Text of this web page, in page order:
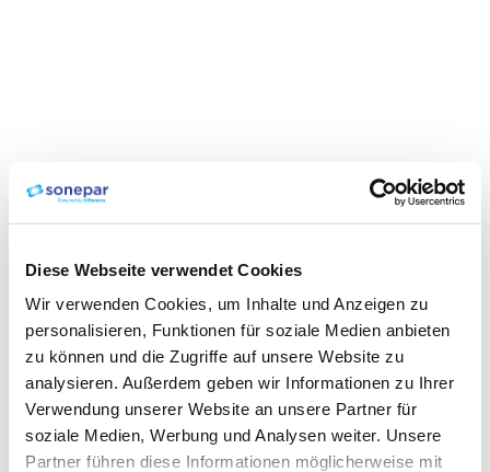
Diese Webseite verwendet Cookies
Wir verwenden Cookies, um Inhalte und Anzeigen zu
personalisieren, Funktionen für soziale Medien anbieten
zu können und die Zugriffe auf unsere Website zu
analysieren. Außerdem geben wir Informationen zu Ihrer
Verwendung unserer Website an unsere Partner für
soziale Medien, Werbung und Analysen weiter. Unsere
Partner führen diese Informationen möglicherweise mit